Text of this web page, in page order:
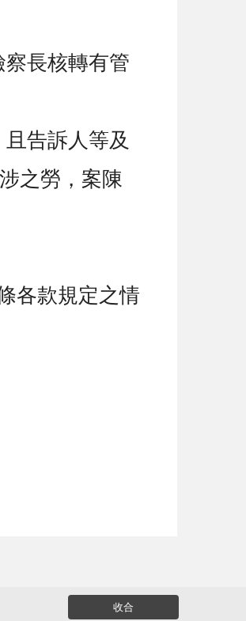
長核轉有管
告訴人等及
之勞，案陳
各款規定之情
收合